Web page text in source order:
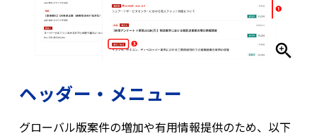
ヘッダー・メニュー
グローバル版案件の増加や有用情報提供のため、以下